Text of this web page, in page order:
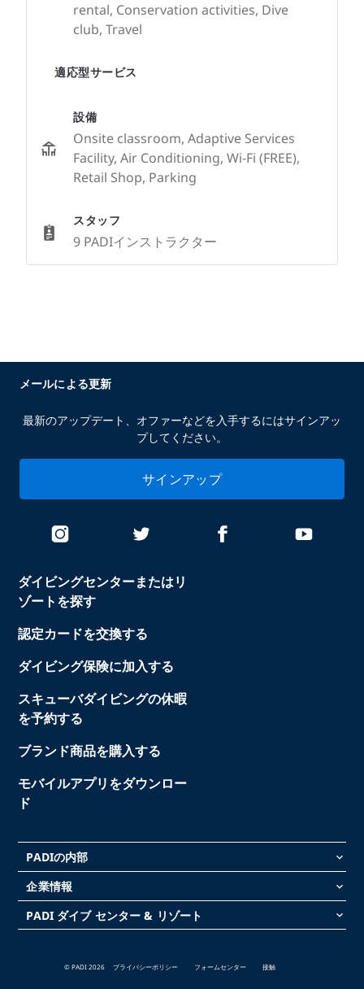
rental, Conservation activities, Dive
club, Travel
適応型サービス
設備
Onsite classroom, Adaptive Services
Facility, Air Conditioning, Wi-Fi (FREE),
Retail Shop, Parking
スタッフ
9 PADIインストラクター
ダイビングセンターまたはリ
ゾートを探す
認定カードを交換する
ダイビング保険に加入する
スキューバダイビングの休暇
を予約する
ブランド商品を購入する
モバイルアプリをダウンロー
ド
PADIの内部 keyboard_arrow_down
企業情報 keyboard_arrow_down
PADI ダイブ センター & リゾート keyboard_arrow_down
メールによる更新
最新のアップデート、オファーなどを入手するにはサインアッ
プしてください。
サインアップ
© PADI 2026 プライバシーポリシー フォームセンター 接触